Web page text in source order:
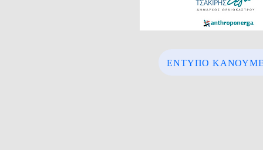
ΕΝΤΥΠΟ